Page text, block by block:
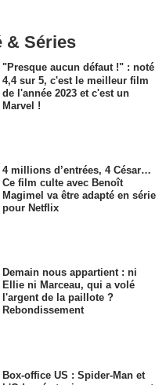
& Séries
"Presque aucun défaut !" : noté
4,4 sur 5, c'est le meilleur film
de l'année 2023 et c'est un
Marvel !
4 millions d’entrées, 4 César…
Ce film culte avec Benoît
Magimel va être adapté en série
pour Netflix
Demain nous appartient : ni
Ellie ni Marceau, qui a volé
l'argent de la paillote ?
Rebondissement
Box-office US : Spider-Man et